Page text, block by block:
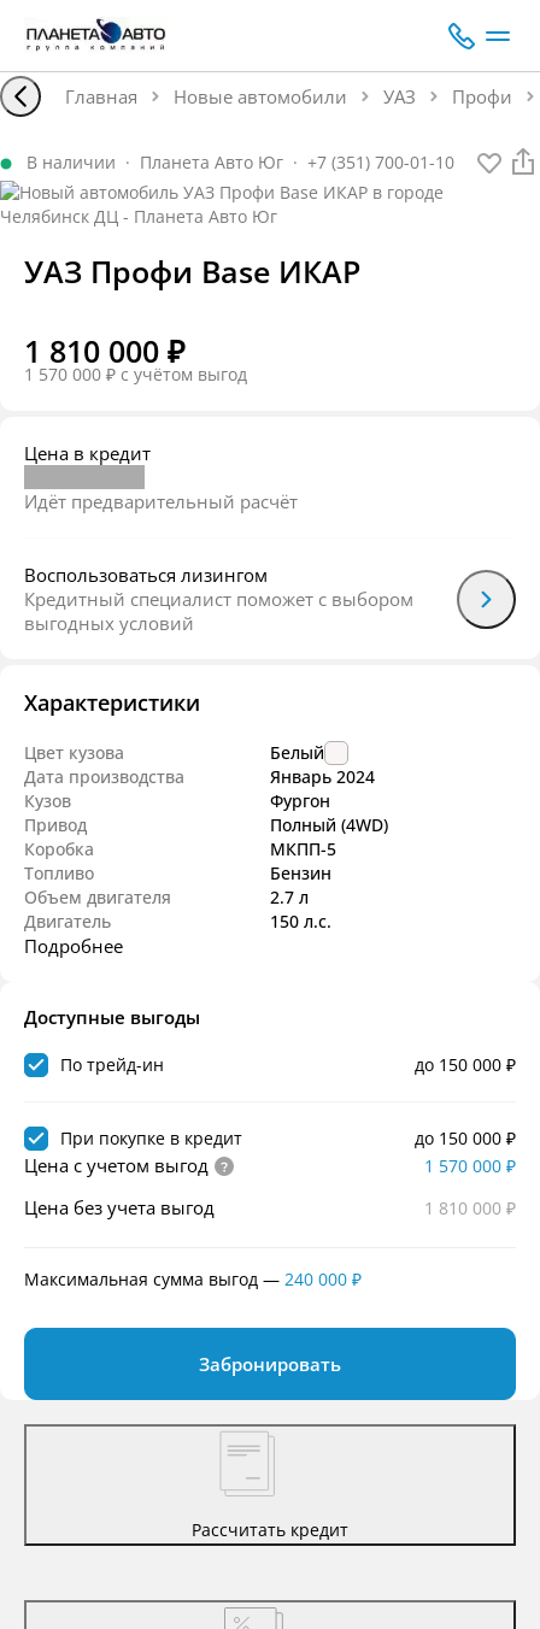
Главная Новые автомобили УАЗ Профи
В наличии · Планета Авто Юг · +7 (351) 700-01-10
УАЗ Профи Base ИКАР
1 810 000 ₽
1 570 000 ₽ c учётом выгод
Цена в кредит
Идёт предварительный расчёт
Воспользоваться лизингом
Кредитный специалист поможет с выбором
выгодных условий
Характеристики
Цвет кузова
Белый
Дата производства
Январь 2024
Кузов
Фургон
Привод
Полный (4WD)
Коробка
МКПП-5
Топливо
Бензин
Объем двигателя
2.7 л
Двигатель
150 л.с.
Подробнее
Доступные выгоды
до 150 000 ₽
По трейд-ин
до 150 000 ₽
При покупке в кредит
Цена с учетом выгод 1 570 000 ₽
Цена без учета выгод 1 810 000 ₽
Максимальная сумма выгод — 240 000 ₽
Забронировать
Рассчитать кредит